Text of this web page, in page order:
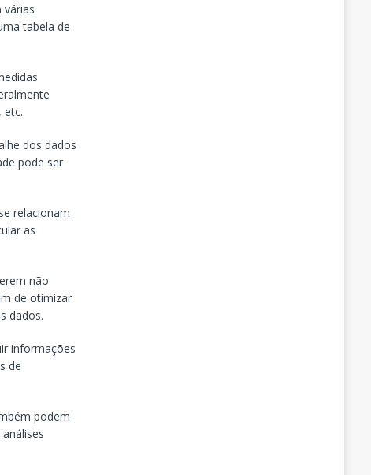
tabela de
etc.
dos dados
pode ser
relacionam
as
não
de otimizar
dados.
informações
de
podem